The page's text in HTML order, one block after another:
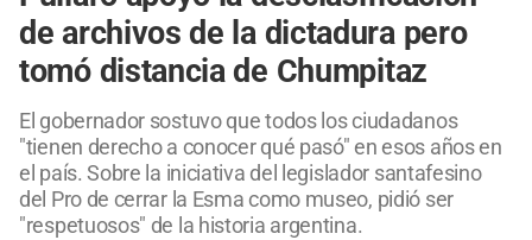
de archivos de la dictadura pero
tomó distancia de Chumpitaz
El gobernador sostuvo que todos los ciudadanos
"tienen derecho a conocer qué pasó" en esos años en
el país. Sobre la iniciativa del legislador santafesino
del Pro de cerrar la Esma como museo, pidió ser
"respetuosos" de la historia argentina.